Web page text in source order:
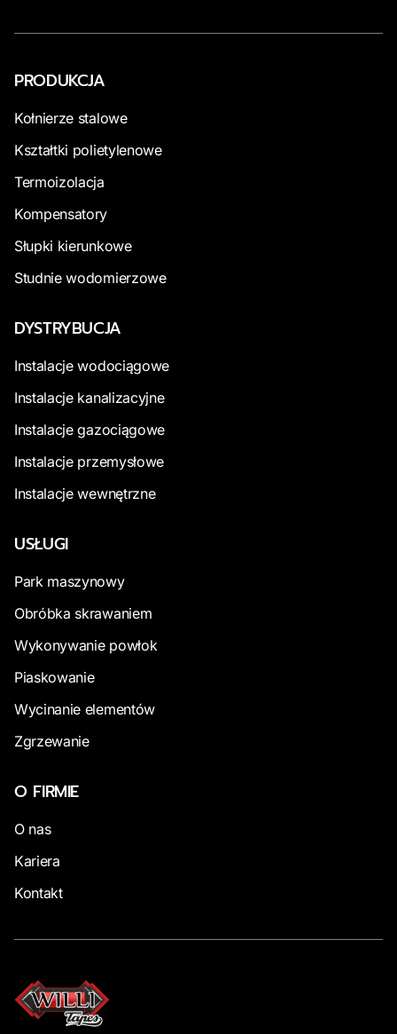
PRODUKCJA
Kołnierze stalowe
Kształtki polietylenowe
Termoizolacja
Kompensatory
Słupki kierunkowe
Studnie wodomierzowe
DYSTRYBUCJA
Instalacje wodociągowe
Instalacje kanalizacyjne
Instalacje gazociągowe
Instalacje przemysłowe
Instalacje wewnętrzne
USŁUGI
Park maszynowy
Obróbka skrawaniem
Wykonywanie powłok
Piaskowanie
Wycinanie elementów
Zgrzewanie
O FIRMIE
O nas
Kariera
Kontakt